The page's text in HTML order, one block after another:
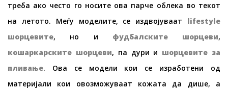
треба ако често го носите ова парче облека во текот
на летото. Меѓу моделите, се издвојуваат lifestyle
шорцевите, но и фудбалскитешорцеви,
кошаркарските шорцеви, па дури и шорцевите за
пливање. Ова се модели кои се изработени од
материјали кои овозможуваат кожата да дише, а